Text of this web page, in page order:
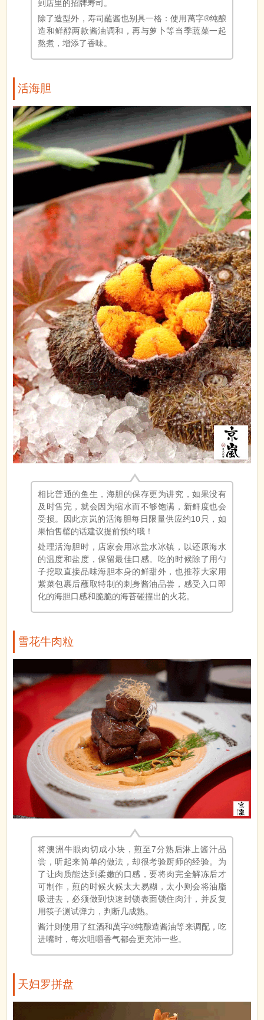
到店里的招牌寿司。
除了造型外，寿司蘸酱也别具一格：使用萬字®纯酿
造和鲜醇两款酱油调和，再与萝卜等当季蔬菜一起
熬煮，增添了香味。
活海胆
相比普通的鱼生，海胆的保存更为讲究，如果没有
及时售完，就会因为缩水而不够饱满，新鲜度也会
受损。因此京岚的活海胆每日限量供应约10只，如
果怕售罄的话建议提前预约哦！
处理活海胆时，店家会用冰盐水冰镇，以还原海水
的温度和盐度，保留最佳口感。吃的时候除了用勺
子挖取直接品味海胆本身的鲜甜外，也推荐大家用
紫菜包裹后蘸取特制的刺身酱油品尝，感受入口即
化的海胆口感和脆脆的海苔碰撞出的火花。
雪花牛肉粒
将澳洲牛眼肉切成小块，煎至7分熟后淋上酱汁品
尝，听起来简单的做法，却很考验厨师的经验。为
了让肉质能达到柔嫩的口感，要将肉完全解冻后才
可制作，煎的时候火候太大易糊，太小则会将油脂
吸进去，必须做到快速封锁表面锁住肉汁，并反复
用筷子测试弹力，判断几成熟。
酱汁则使用了红酒和萬字®纯酿造酱油等来调配，吃
进嘴时，每次咀嚼香气都会更充沛一些。
天妇罗拼盘